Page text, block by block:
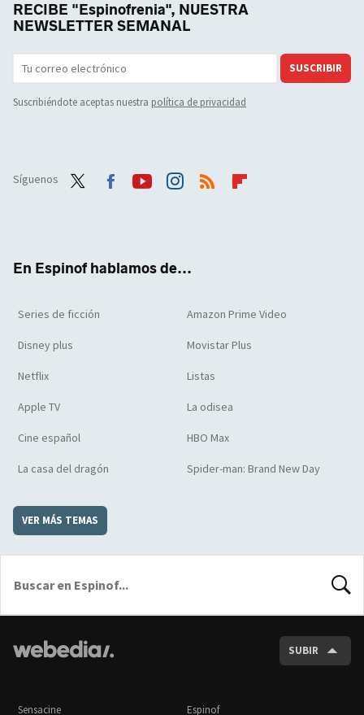
RECIBE "Espinofrenia", NUESTRA
NEWSLETTER SEMANAL
SUSCRIBIR
Suscribiéndote aceptas nuestra política de privacidad
Síguenos
En Espinof hablamos de...
Series de ficción Amazon Prime Video
Disney plus Movistar Plus
Netflix Listas
Apple TV La odisea
Cine español HBO Max
La casa del dragón Spider-man: Brand New Day
VER MÁS TEMAS
SUBIR
Sensacine Espinof